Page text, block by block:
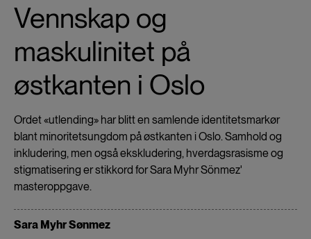
Vennskap og
maskulinitet på
østkanten i Oslo
Ordet «utlending» har blitt en samlende identitetsmarkør
blant minoritetsungdom på østkanten i Oslo. Samhold og
inkludering, men også ekskludering, hverdagsrasisme og
stigmatisering er stikkord for Sara Myhr Sönmez'
masteroppgave.
Sara Myhr Sønmez